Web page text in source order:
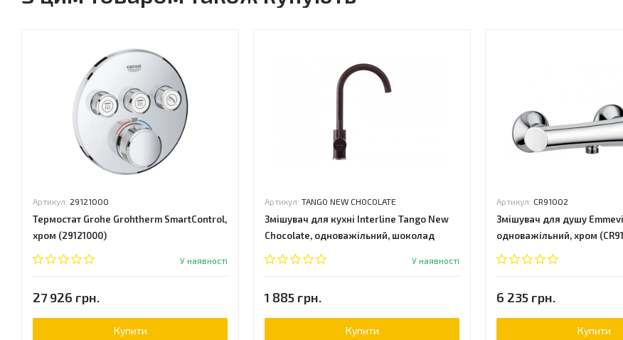
Артикул: 29121000
Термостат Grohe Grohtherm SmartControl,
хром (29121000)
У наявності
27 926 грн.
Купити
Артикул: TANGO NEW CHOCOLATE
Змішувач для кухні Interline Tango New
Chocolate, одноважільний, шоколад
(TANGO NEW CHOCOLATE)
У наявності
1 885 грн.
Купити
Артикул: CR91002
Змішувач для душу
одноважільний, хром
6 235 грн.
Купити